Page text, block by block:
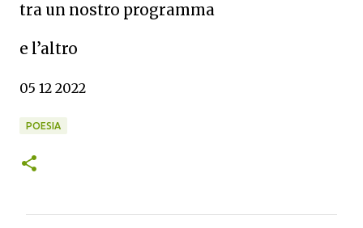
tra un nostro programma
e l’altro
05 12 2022
POESIA